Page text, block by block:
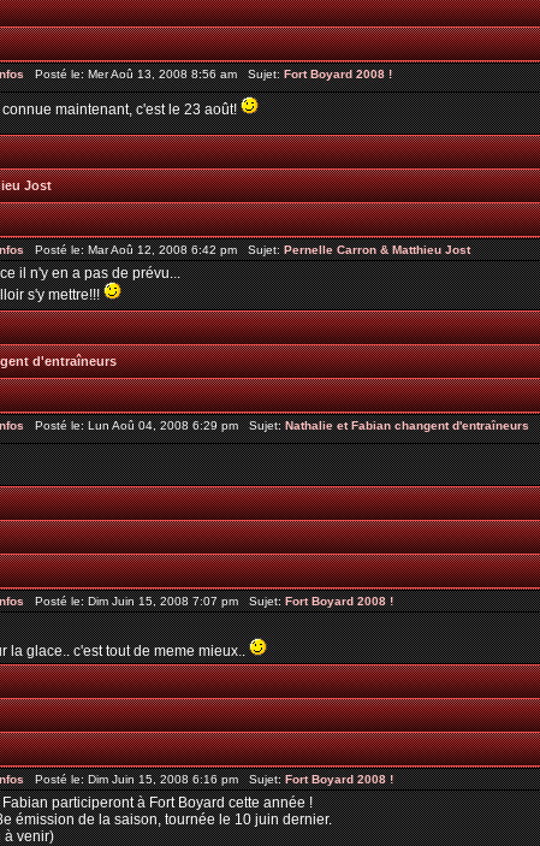
Posté le: Mer Aoû 13, 2008 8:56 am Sujet:Fort Boyard 2008 !
maintenant, c'est le 23 août!
Jost
Posté le: Mar Aoû 12, 2008 6:42 pm Sujet:Pernelle Carron & Matthieu Jost
il n'y en a pas de prévu...
s'y mettre!!!
d'entraîneurs
Posté le: Lun Aoû 04, 2008 6:29 pm Sujet:Nathalie et Fabian changent d'entraîneurs
Posté le: Dim Juin 15, 2008 7:07 pm Sujet:Fort Boyard 2008 !
la glace.. c'est tout de meme mieux..
Posté le: Dim Juin 15, 2008 6:16 pm Sujet:Fort Boyard 2008 !
participeront à Fort Boyard cette année !
émission de la saison, tournée le 10 juin dernier.
à venir)